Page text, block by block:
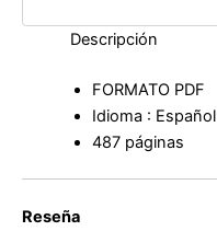
Descripción
FORMATO PDF
Idioma : Español
487 páginas
Reseña